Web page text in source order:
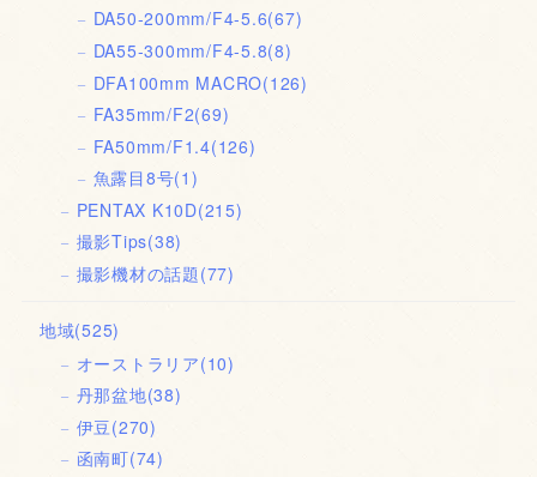
DA50-200mm/F4-5.6(67)
DA55-300mm/F4-5.8(8)
DFA100mm MACRO(126)
FA35mm/F2(69)
FA50mm/F1.4(126)
魚露目8号(1)
PENTAX K10D(215)
撮影Tips(38)
撮影機材の話題(77)
地域(525)
オーストラリア(10)
丹那盆地(38)
伊豆(270)
函南町(74)